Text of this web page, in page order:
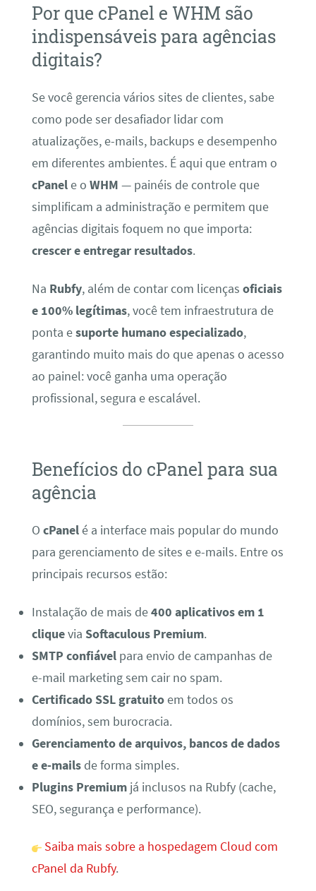
Por que cPanel e WHM são
indispensáveis para agências
digitais?
Se você gerencia vários sites de clientes, sabe
como pode ser desafiador lidar com
atualizações, e-mails, backups e desempenho
em diferentes ambientes. É aqui que entram o
cPanele o WHM — painéis de controle que
simplificam a administração e permitem que
agências digitais foquem no que importa:
crescer e entregar resultados.
Na Rubfy, além de contar com licenças oficiais
e 100% legítimas, você tem infraestrutura de
ponta esuporte humano especializado,
garantindo muito mais do que apenas o acesso
ao painel: você ganha uma operação
profissional, segura e escalável.
Benefícios do cPanel para sua
agência
O cPanelé a interface mais popular do mundo
para gerenciamento de sites e e-mails. Entre os
principais recursos estão:
Instalação de mais de400 aplicativos em 1
cliquevia Softaculous Premium.
SMTP confiávelpara envio de campanhas de
e-mail marketing sem cair no spam.
Certificado SSL gratuitoem todos os
domínios, sem burocracia.
Gerenciamento de arquivos, bancos de dados
e e-mailsde forma simples.
Plugins Premiumjá inclusos na Rubfy (cache,
SEO, segurança e performance).
Saiba mais sobre a hospedagem Cloud com
cPanel da Rubfy.